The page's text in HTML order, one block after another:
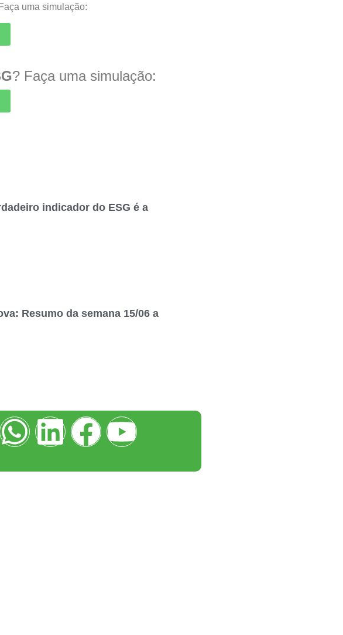
uma simulação:
? Faça uma simulação:
indicador do ESG é a
Resumo da semana 15/06 a